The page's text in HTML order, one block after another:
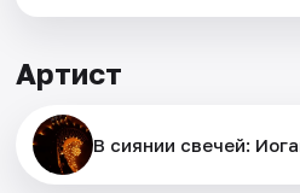
Артист
В сиянии свечей: